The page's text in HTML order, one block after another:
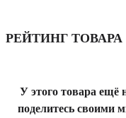
РЕЙТИНГ ТОВАРА
У этого товара
поделитесь своими